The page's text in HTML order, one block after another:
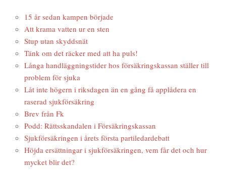
15 år sedan kampen började
Att krama vatten ur en sten
Stup utan skyddsnät
Tänk om det räcker med att ha puls!
Långa handläggningstider hos försäkringskassan ställer till
problem för sjuka
Låt inte högern i riksdagen än en gång få applådera en
raserad sjukförsäkring
Brev från Fk
Podd: Rättsskandalen i Försäkringskassan
Sjukförsäkringen i årets första partiledardebatt
Höjda ersättningar i sjukförsäkringen, vem får det och hur
mycket blir det?